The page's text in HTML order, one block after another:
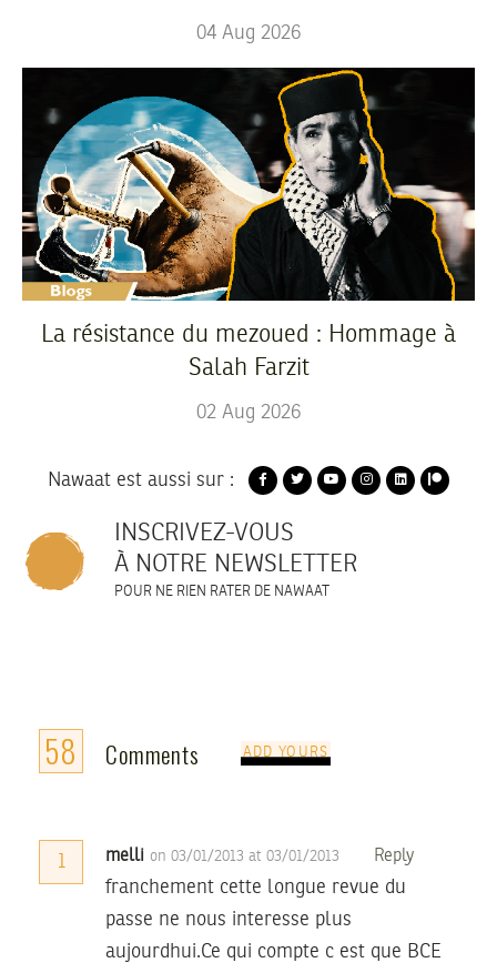
04 Aug 2026
La résistance du mezoued : Hommage à
Salah Farzit
02 Aug 2026
Nawaat est aussi sur :
INSCRIVEZ-VOUS
À NOTRE NEWSLETTER
POUR NE RIEN RATER DE NAWAAT
58 Comments ADD YOURS
1 melli on 03/01/2013 at 03/01/2013 Reply
franchement cette longue revue du
passe ne nous interesse plus
aujourdhui.Ce qui compte c est que BCE